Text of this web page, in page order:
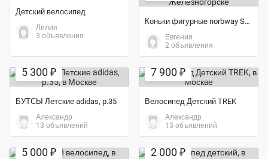
Детский велосипед
Лилия
3 объявления
Коньки фигурные norbway Sofia 33 размер
Евгения
2 объявления
5 300 ₽
БУТСЫ Летские adidas, р.35
Александр
13 объявлений
7 900 ₽
Велосипед Детский TREK
Александр
13 объявлений
5 000 ₽ 2 000 ₽